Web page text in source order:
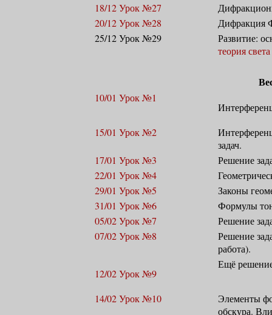
18/12 Урок №27
20/12 Урок №28
Дифракция
25/12 Урок №29
Развитие:
теория
10/01 Урок №1
15/01 Урок №2
задач.
17/01 Урок №3
Решение
22/01 Урок №4
29/01 Урок №5
Законы
31/01 Урок №6
Формулы
05/02 Урок №7
Решение
07/02 Урок №8
Решение
работа).
12/02 Урок №9
Ещё
14/02 Урок №10
Элементы
обскура.